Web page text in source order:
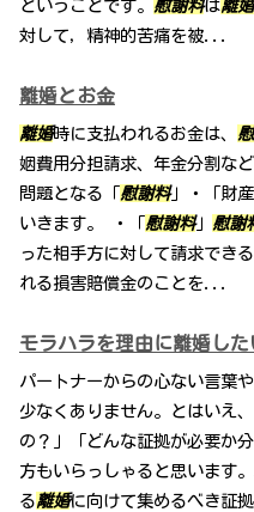
ということです。 慰謝料は離婚
対して，精神的苦痛を被...
離婚とお金
離婚時に支払われるお金は、
姻費用分担請求、年金分割な
問題となる「 慰謝料」・「財
いきます。 ・「 慰謝料」 慰謝
った相手方に対して請求でき
れる損害賠償金のことを...
モラハラを理由に離婚し
パートナーからの心ない言葉や
少なくありません。とはいえ
の？」「どんな証拠が必要か
方もいらっしゃると思います
る離婚に向けて集めるべき証